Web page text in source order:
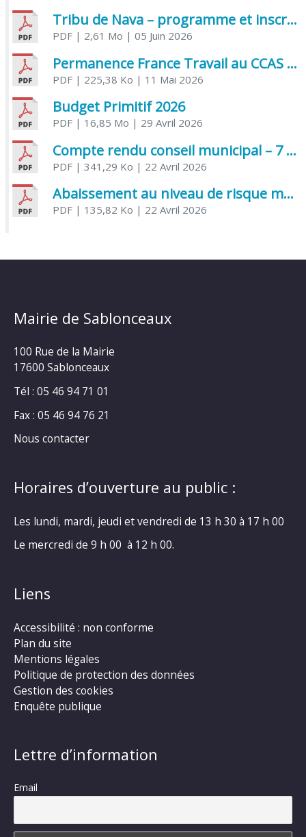
Tribu de Nava – programme et inscriptions été 2026
PDF| 2,61 Mo | 05 Juin 2026
Permanence France Travail au CCAS de Saujon Juin 2026
PDF| 225,38 Ko | 11 Mai 2026
Budget Primitif 2026
PDF| 16,85 Mo | 29 Avril 2026
Compte rendu conseil municipal – 7 avril 2026
PDF| 341,29 Ko | 22 Avril 2026
Abaissement au niveau de risque modéré de l’Influenza aviaire
PDF| 135,82 Ko | 22 Avril 2026
Mairie de Sablonceaux
100 Rue de la Mairie
17600 Sablonceaux
Tél : 05 46 94 71 01
Fax : 05 46 94 76 21
Nous contacter
Horaires d’ouverture au public :
Les lundi, mardi, jeudi et vendredi de 13 h 30 à 17 h 00
Le mercredi de 9 h 00 à 12 h 00.
Liens
Accessibilité : non conforme
Plan du site
Mentions légales
Politique de protection des données
Gestion des cookies
Enquête publique
Lettre d’information
Email